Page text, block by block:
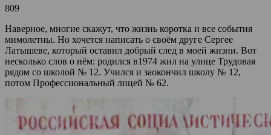
809
Наверное, многие скажут, что жизнь коротка и все события
мимолетны. Но хочется написать о своём друге Сергее
Латышеве, который оставил добрый след в моей жизни. Вот
несколько слов о нём: родился в1974 жил на улице Трудовая
рядом со школой № 12. Учился и заокончил школу № 12,
потом Профессиональный лицей № 62.